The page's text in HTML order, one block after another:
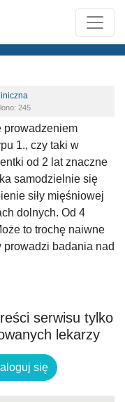
245
prowadzeniem
1., czy taki w
od 2 lat znaczne
samodzielnie się
siły mięśniowej
dolnych. Od 4
to trochę naiwne
prowadzi badania nad
serwisu tylko
lekarzy
się